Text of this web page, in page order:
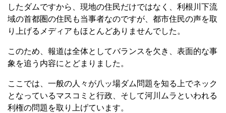
したダムですから、現地の住民だけではなく、利根川下流
域の首都圏の住民も当事者なのですが、都市住民の声を取
り上げるメディアもほとんどありませんでした。
このため、報道は全体としてバランスを欠き、表面的な事
象を追う内容にとどまりました。
ここでは、一般の人々が八ッ場ダム問題を知る上でネック
となっているマスコミと行政、そして河川ムラといわれる
利権の問題を取り上げています。